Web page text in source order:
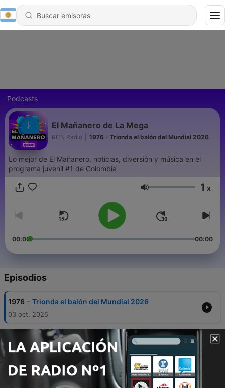
Podcasts
El Mañanero de La Mega
RCN Radio 1976 - Trionda el balón del Mundial 2026
Lo mejor de El Mañanero, noticias, diversión y música en el
programa juvenil #1 de Colombia
Volumen 1 x
00:00 00:00
Episodios
1976 - Trionda el balón del Mundial 2026
03 oct. 2025
Jueza enfrenta un proceso disciplinario po
bailar en TikTok
03 oct. 2025
1974 - Tendencias de Halloween